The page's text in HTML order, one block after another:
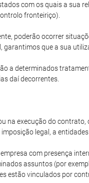
com os quais a sua
fronteiriço).
poderão ocorrer
garantimos que a sua
a determinados
daí decorrentes.
na execução do
legal, a
com presença
assuntos (por
estão vinculados por